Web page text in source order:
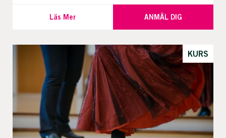
Läs Mer ANMÄL DIG
KURS